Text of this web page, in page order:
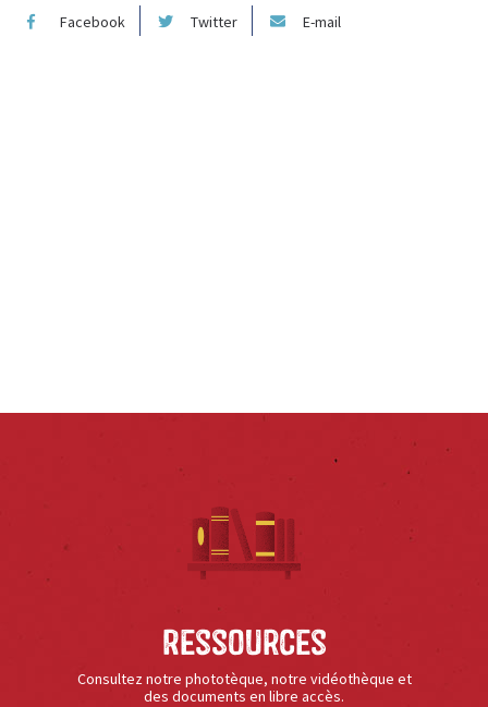
Facebook Twitter E-mail
Ressources
Consultez notre phototèque, notre vidéothèque et
des documents en libre accès.